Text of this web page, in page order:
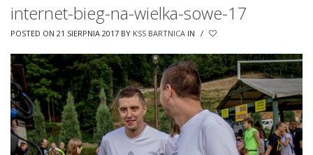
internet-bieg-na-wielka-sowe-17
POSTED ON 21 SIERPNIA 2017 BY KSS BARTNICA IN /